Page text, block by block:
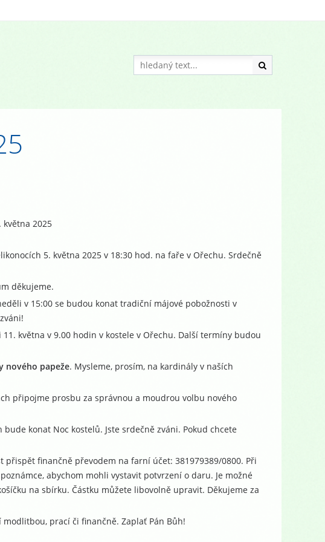
května 2025
5. května 2025 v 18:30 hod. na faře v Ořechu. Srdečně
děkujeme.
v 15:00 se budou konat tradiční májové pobožnosti v
května v 9.00 hodin v kostele v Ořechu. Další termíny budou
nového papeže. Mysleme, prosím, na kardinály v naších
připojme prosbu za správnou a moudrou volbu nového
konat Noc kostelů. Jste srdečně zváni. Pokud chcete
finančně převodem na farní účet: 381979389/0800. Při
abychom mohli vystavit potvrzení o daru. Je možné
na sbírku. Částku můžete libovolně upravit. Děkujeme za
prací či finančně. Zaplať Pán Bůh!